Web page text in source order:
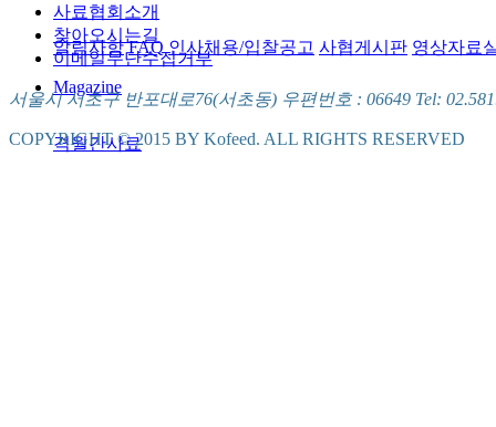
알림사항 FAQ 인사채용/입찰공고 사협게시판 영상자료
Magazine
격월간사료
사료협회소개
찾아오시는길
이메일무단수집거부
서울시 서초구 반포대로76(서초동) 우편번호 : 06649 Tel:
COPYRIGHT © 2015 BY Kofeed. ALL RIGHTS RESERVED